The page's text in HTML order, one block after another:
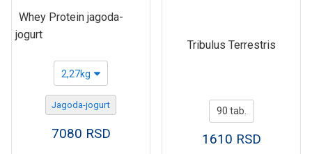
Whey Protein jagoda-
jogurt
2,27kg
Jagoda-jogurt
7080 RSD
Tribulus Terrestris
90 tab.
1610 RSD